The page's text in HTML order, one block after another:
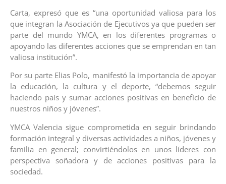
Carta, expresó que es “una oportunidad valiosa para los
que integran la Asociación de Ejecutivos ya que pueden ser
parte del mundo YMCA, en los diferentes programas o
apoyando las diferentes acciones que se emprendan en tan
valiosa institución”.
Por su parte Elias Polo, manifestó la importancia de apoyar
la educación, la cultura y el deporte, “debemos seguir
haciendo país y sumar acciones positivas en beneficio de
nuestros niños y jóvenes”.
YMCA Valencia sigue comprometida en seguir brindando
formación integral y diversas actividades a niños, jóvenes y
familia en general; convirtiéndolos en unos líderes con
perspectiva soñadora y de acciones positivas para la
sociedad.